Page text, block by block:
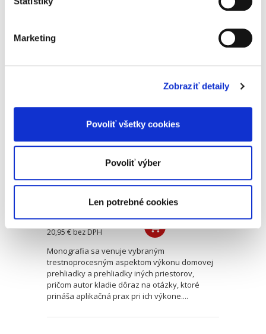
Marketing
Zobraziť detaily
Povoliť všetky cookies
Povoliť výber
Len potrebné cookies
Predkladané odborné dielo predstavuje
informácií, poznatkov a odborných názorov v
trestnoprocesné
domovej prehliadky
priestorov
22,00 € s DPH
20,95 €bez DPH
Monografia sa venuje vybraným
trestnoprocesným aspektom výkonu domovej
prehliadky a prehliadky iných priestorov,
pričom autor kladie dôraz na otázky, ktoré
prináša aplikačná prax pri ich výkone....